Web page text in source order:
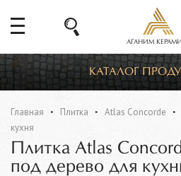
АГАНИМ
КАТАЛОГ
Главная Плитка Atlas Concorde
кухня
Плитка Atlas
под дерево для